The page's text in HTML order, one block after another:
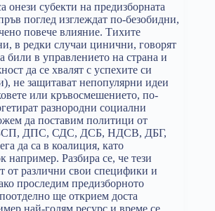
онези субекти на предизборната
поглед изглеждат по-безобидни,
повече влияние. Тихите
в редки случаи цинични, говорят
били в управлението на страна и
да се хвалят с успехите си
не защитават непопулярни идеи
или кръвосмешението, по-
разнородни социални
да поставим политици от
БСП, ДПС, СДС, ДСБ, НДСВ, ДБГ,
да са в коалиция, като
например. Разбира се, че тези
от различни свои специфики и
проследим предизборното
ще открием доста
най-голям ресурс и време се